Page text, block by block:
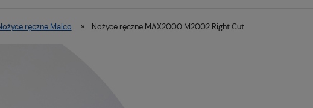
ręczne Malco » Nożyce ręczne MAX2000 M2002 Right Cut